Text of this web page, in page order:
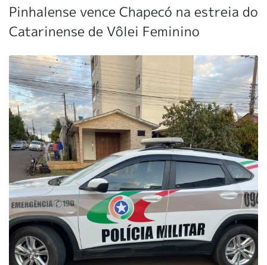
Pinhalense vence Chapecó na estreia do
Catarinense de Vôlei Feminino